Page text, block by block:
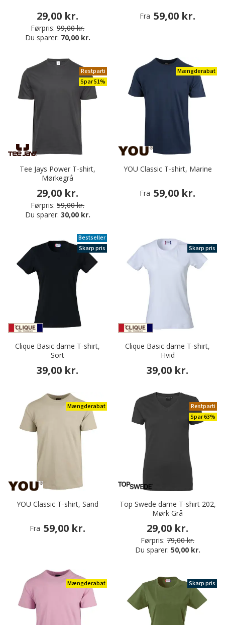
29,00 kr.
Førpris: 99,00 kr.
Du sparer: 70,00 kr.
Fra 59,00 kr.
Restparti
Spar 51%
Tee Jays Power T-shirt,
Mørkegrå
29,00 kr.
Førpris: 59,00 kr.
Du sparer: 30,00 kr.
Mængderabat
YOU Classic T-shirt, Marine
Fra 59,00 kr.
Bestseller
Skarp pris
Clique Basic dame T-shirt,
Sort
39,00 kr.
Skarp pris
Clique Basic dame T-shirt,
Hvid
39,00 kr.
Mængderabat
YOU Classic T-shirt, Sand
Fra 59,00 kr.
Restparti
Spar 63%
Top Swede dame T-shirt 202,
Mørk Grå
29,00 kr.
Førpris: 79,00 kr.
Du sparer: 50,00 kr.
Mængderabat Skarp pris